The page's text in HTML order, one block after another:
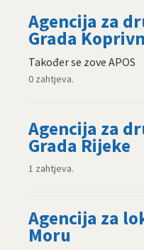
Agencija za
Grada
Također se zove APOS
0 zahtjeva.
Agencija za
Grada Rijeke
1 zahtjeva.
Agencija za
Moru